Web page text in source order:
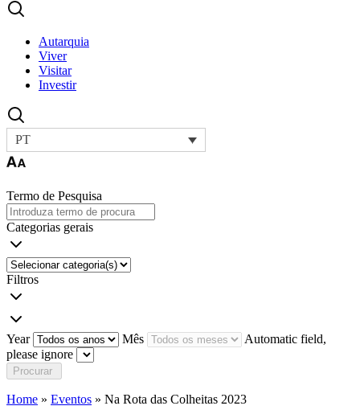
Autarquia
Viver
Visitar
Investir
PT
Termo de Pesquisa
Categorias gerais
Filtros
Year Mês
Automatic field,
please ignore
Home » Eventos » Na Rota das Colheitas 2023